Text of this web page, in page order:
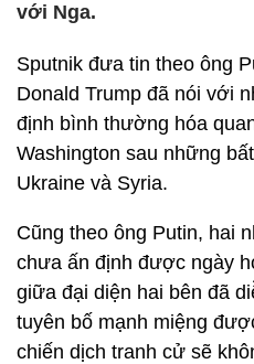
với Nga.
Sputnik đưa tin theo ông
Donald Trump đã nói với
định bình thường hóa
Washington sau những
Ukraine và Syria.
Cũng theo ông Putin, hai
chưa ấn định được ngày
giữa đại diện hai bên đã
tuyên bố mạnh miệng
chiến dịch tranh cử sẽ